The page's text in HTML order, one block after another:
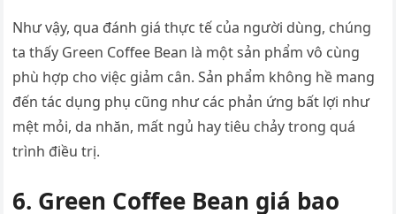
Như vậy, qua đánh giá thực tế của người dùng, chúng
ta thấy Green Coffee Bean là một sản phẩm vô cùng
phù hợp cho việc giảm cân. Sản phẩm không hề mang
đến tác dụng phụ cũng như các phản ứng bất lợi như
mệt mỏi, da nhăn, mất ngủ hay tiêu chảy trong quá
trình điều trị.
6. Green Coffee Bean giá bao